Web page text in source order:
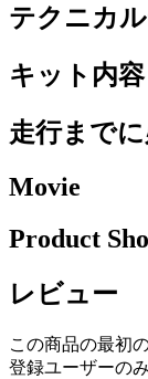
テクニカ
キット内容
走行まで
Movie
Product
レビュー
この商品の最初
登録ユーザーの